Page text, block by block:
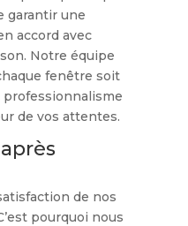
garantir une
accord avec
Notre équipe
fenêtre soit
de vos attentes.
de nos
pourquoi nous